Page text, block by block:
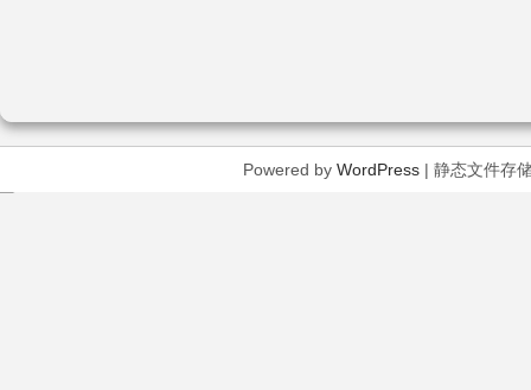
Powered by WordPress| 静态文件存